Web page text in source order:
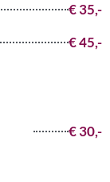
€ 35,-
€ 45,-
€ 30,-